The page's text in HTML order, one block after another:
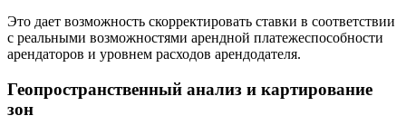
Это дает возможность скорректировать ставки в соответствии
с реальными возможностями арендной платежеспособности
арендаторов и уровнем расходов арендодателя.
Геопространственный анализ и картирование
зон